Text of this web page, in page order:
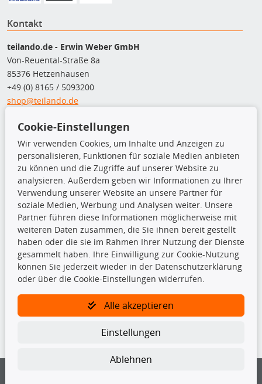
Kontakt
teilando.de - Erwin Weber GmbH
Von-Reuental-Straße 8a
85376 Hetzenhausen
+49 (0) 8165 / 5093200
shop@teilando.de
Top Produkte
Beleuchtung
Bremsbeläge
Bremsscheiben
Kupplungssatz
Querlenker
Radlager
Stoßdämpfer
TecDoc Inside
Es ist zu unterlassen, die Daten oder die gesamte Datenbank ohne
vorherige Zustimmung von TecDoc zu vervielfältigen, zu verbreiten
Cookie-Einstellungen
Wir verwenden Cookies, um Inhalte und Anzeigen zu
personalisieren, Funktionen für soziale Medien anbieten
zu können und die Zugriffe auf unserer Website zu
analysieren. Außerdem geben wir Informationen zu Ihrer
Verwendung unserer Website an unsere Partner für
soziale Medien, Werbung und Analysen weiter. Unsere
Partner führen diese Informationen möglicherweise mit
weiteren Daten zusammen, die Sie ihnen bereit gestellt
haben oder die sie im Rahmen Ihrer Nutzung der Dienste
gesammelt haben. Ihre Einwilligung zur Cookie-Nutzung
können Sie jederzeit wieder in der Datenschutzerklärung
oder über die Cookie-Einstellungen widerrufen.
Alle akzeptieren
Einstellungen
Ablehnen